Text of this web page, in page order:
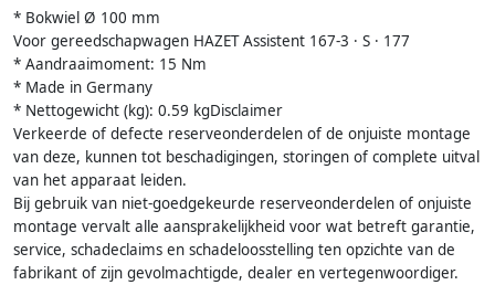
* Bokwiel Ø 100 mm
Voor gereedschapwagen HAZET Assistent 167-3 · S · 177
* Aandraaimoment: 15 Nm
* Made in Germany
* Nettogewicht (kg): 0.59 kgDisclaimer
Verkeerde of defecte reserveonderdelen of de onjuiste montage
van deze, kunnen tot beschadigingen, storingen of complete uitval
van het apparaat leiden.
Bij gebruik van niet-goedgekeurde reserveonderdelen of onjuiste
montage vervalt alle aansprakelijkheid voor wat betreft garantie,
service, schadeclaims en schadeloosstelling ten opzichte van de
fabrikant of zijn gevolmachtigde, dealer en vertegenwoordiger.